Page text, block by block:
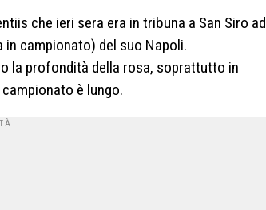
che ieri sera era in tribuna a San Siro ad
campionato) del suo Napoli.
la profondità della rosa, soprattutto in
è lungo.